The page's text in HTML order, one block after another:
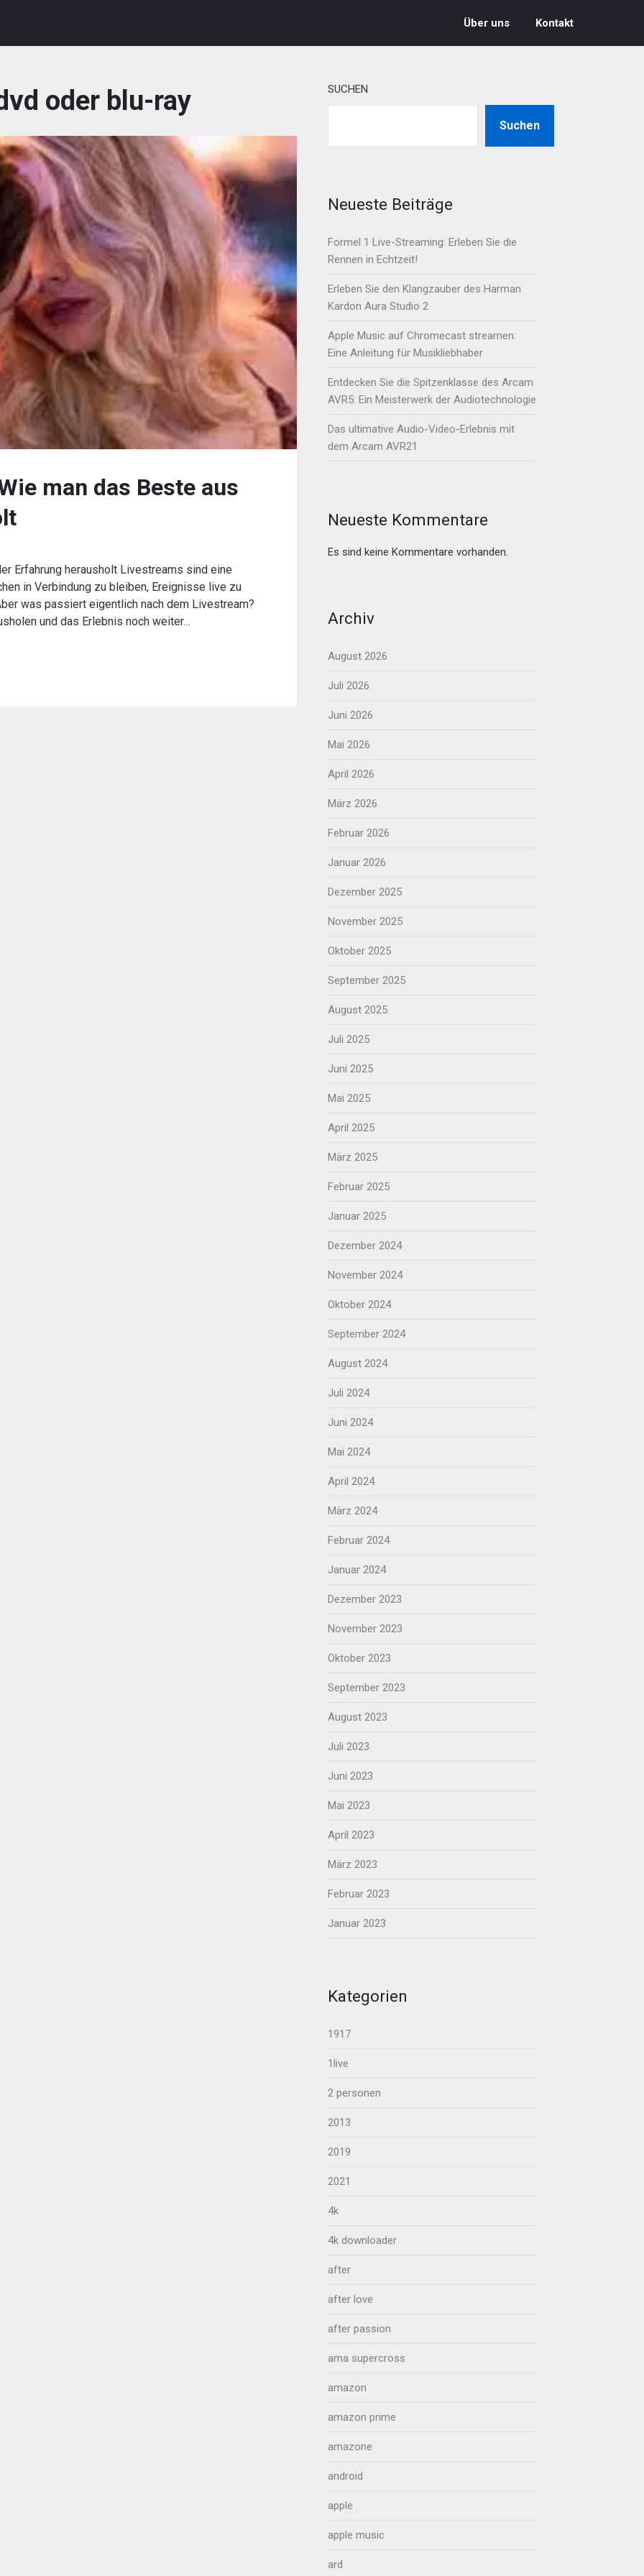
Über uns Kontakt
oder blu-ray
man das Beste aus
Erfahrung herausholt Livestreams sind eine
in Verbindung zu bleiben, Ereignisse live zu
was passiert eigentlich nach dem Livestream?
und das Erlebnis noch weiter…
SUCHEN
Suchen
Neueste Beiträge
Formel 1 Live-Streaming: Erleben Sie die
Rennen in Echtzeit!
Erleben Sie den Klangzauber des Harman
Kardon Aura Studio 2
Apple Music auf Chromecast streamen:
Eine Anleitung für Musikliebhaber
Entdecken Sie die Spitzenklasse des Arcam
AVR5: Ein Meisterwerk der Audiotechnologie
Das ultimative Audio-Video-Erlebnis mit
dem Arcam AVR21
Neueste Kommentare
Es sind keine Kommentare vorhanden.
Archiv
August 2026
Juli 2026
Juni 2026
Mai 2026
April 2026
März 2026
Februar 2026
Januar 2026
Dezember 2025
November 2025
Oktober 2025
September 2025
August 2025
Juli 2025
Juni 2025
Mai 2025
April 2025
März 2025
Februar 2025
Januar 2025
Dezember 2024
November 2024
Oktober 2024
September 2024
August 2024
Juli 2024
Juni 2024
Mai 2024
April 2024
März 2024
Februar 2024
Januar 2024
Dezember 2023
November 2023
Oktober 2023
September 2023
August 2023
Juli 2023
Juni 2023
Mai 2023
April 2023
März 2023
Februar 2023
Januar 2023
Kategorien
1917
1live
2 personen
2013
2019
2021
4k
4k downloader
after
after love
after passion
ama supercross
amazon
amazon prime
amazone
android
apple
apple music
ard